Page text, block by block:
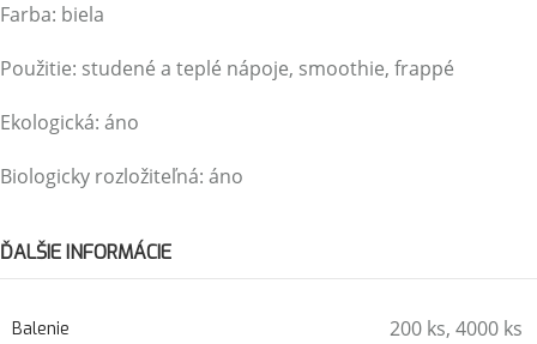
Farba: biela
Použitie: studené a teplé nápoje, smoothie, frappé
Ekologická: áno
Biologicky rozložiteľná: áno
ĎALŠIE INFORMÁCIE
Balenie 200 ks, 4000 ks